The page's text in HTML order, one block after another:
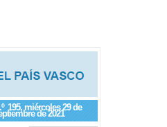
195, miércoles 29 de
de 2021